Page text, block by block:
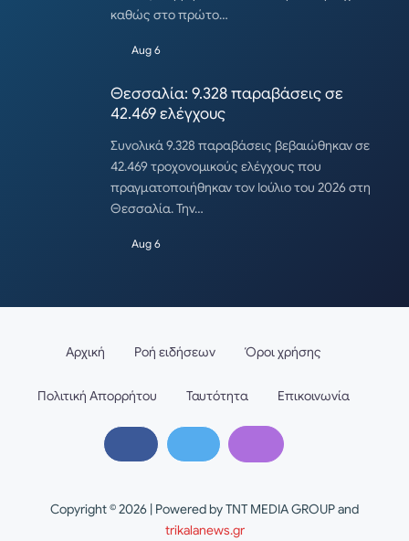
καθώς στο πρώτο…
Aug 6
Θεσσαλία: 9.328 παραβάσεις σε
42.469 ελέγχους
Συνολικά 9.328 παραβάσεις βεβαιώθηκαν σε
42.469 τροχονομικούς ελέγχους που
πραγματοποιήθηκαν τον Ιούλιο του 2026 στη
Θεσσαλία. Την…
Aug 6
Copyright © 2026 | Powered by TNT MEDIA GROUP and
trikalanews.gr
Αρχική Ροή ειδήσεων Όροι χρήσης
Πολιτική Απορρήτου Ταυτότητα Επικοινωνία